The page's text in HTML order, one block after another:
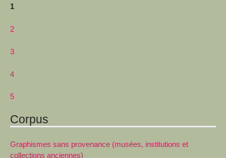
1
2
3
4
5
Corpus
Graphismes sans provenance (musées, institutions et
collections anciennes)